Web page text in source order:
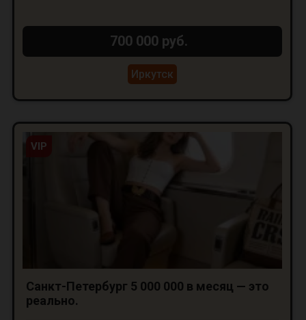
700 000 руб.
Иркутск
VIP
Санкт-Петербург 5 000 000 в месяц — это
реально.